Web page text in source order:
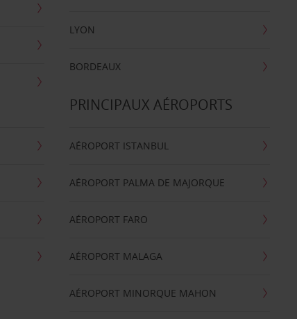
LYON
BORDEAUX
PRINCIPAUX AÉROPORTS
AÉROPORT ISTANBUL
AÉROPORT PALMA DE MAJORQUE
AÉROPORT FARO
AÉROPORT MALAGA
AÉROPORT MINORQUE MAHON